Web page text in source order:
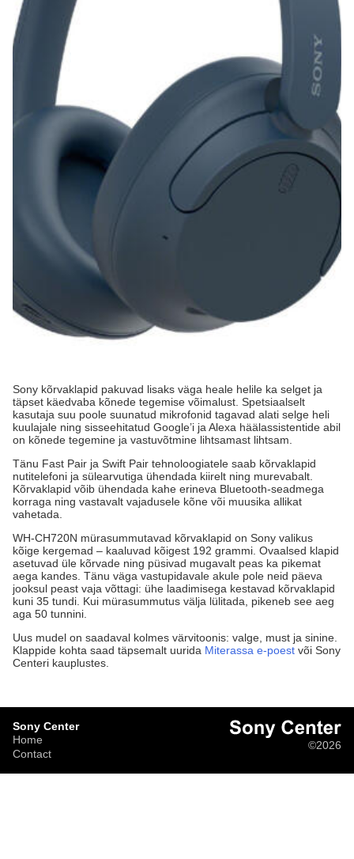
Sony kõrvaklapid pakuvad lisaks väga heale helile ka selget ja
täpset käedvaba kõnede tegemise võimalust. Spetsiaalselt
kasutaja suu poole suunatud mikrofonid tagavad alati selge heli
kuulajale ning sisseehitatud Google’i ja Alexa häälassistentide abil
on kõnede tegemine ja vastuvõtmine lihtsamast lihtsam.
Tänu Fast Pair ja Swift Pair tehnoloogiatele saab kõrvaklapid
nutitelefoni ja sülearvutiga ühendada kiirelt ning murevabalt.
Kõrvaklapid võib ühendada kahe erineva Bluetooth-seadmega
korraga ning vastavalt vajadusele kõne või muusika allikat
vahetada.
WH-CH720N mürasummutavad kõrvaklapid on Sony valikus
kõige kergemad – kaaluvad kõigest 192 grammi. Ovaalsed klapid
asetuvad üle kõrvade ning püsivad mugavalt peas ka pikemat
aega kandes. Tänu väga vastupidavale akule pole neid päeva
jooksul peast vaja võttagi: ühe laadimisega kestavad kõrvaklapid
kuni 35 tundi. Kui mürasummutus välja lülitada, pikeneb see aeg
aga 50 tunnini.
Uus mudel on saadaval kolmes värvitoonis: valge, must ja sinine.
Klappide kohta saad täpsemalt uurida Miterassa e-poest või Sony
Centeri kauplustes.
Sony Center
Home
Contact
©2026